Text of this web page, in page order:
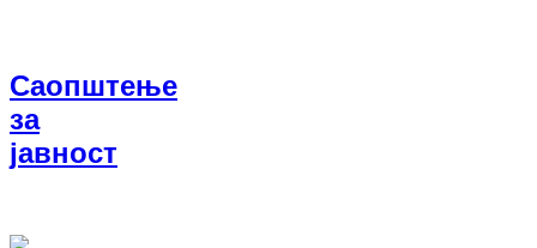
Саопштење
за
јавност